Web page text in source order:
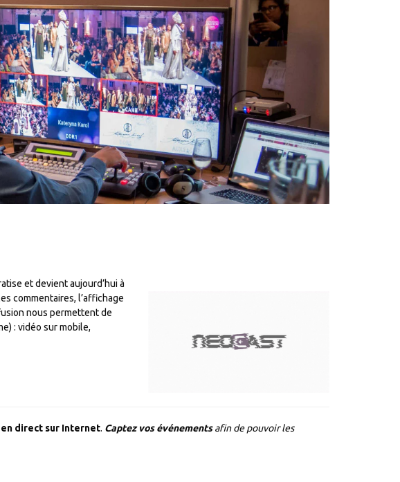
et devient aujourd’hui à
commentaires, l’affichage
nous permettent de
: vidéo sur mobile,
direct sur Internet. Captez vos événementsafin de pouvoir les